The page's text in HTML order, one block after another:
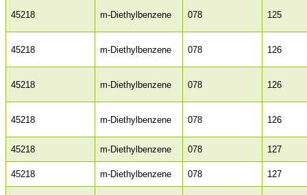
45218 m-Diethylbenzene 078 125
45218 m-Diethylbenzene 078 126
45218 m-Diethylbenzene 078 126
45218 m-Diethylbenzene 078 126
45218 m-Diethylbenzene 078 127
45218 m-Diethylbenzene 078 127